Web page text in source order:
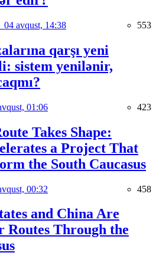
04 avqust, 14:38 553
qarşı yeni
sistem yenilənir,
01:06 423
Takes Shape:
a Project That
the South Caucasus
00:32 458
and China Are
Routes Through the